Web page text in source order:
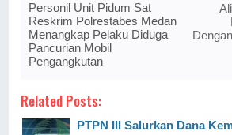
Personil Unit Pidum Sat
Reskrim Polrestabes Medan
Menangkap Pelaku Diduga
Pancurian Mobil
Pengangkutan
Related Posts:
PTPN III Salurkan Dana